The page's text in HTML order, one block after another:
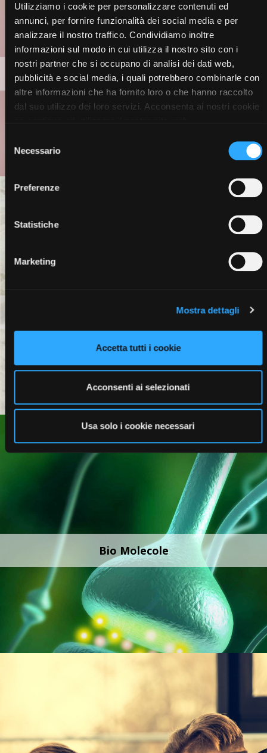
Utilizziamo i cookie per personalizzare contenuti ed
annunci, per fornire funzionalità dei social media e per
analizzare il nostro traffico. Condividiamo inoltre
informazioni sul modo in cui utilizza il nostro sito con i
nostri partner che si occupano di analisi dei dati web,
pubblicità e social media, i quali potrebbero combinarle con
altre informazioni che ha fornito loro o che hanno raccolto
dal suo utilizzo dei loro servizi. Acconsenta ai nostri cookie
delNecessario
Preferenze
Statistiche
Marketing
Mostra dettagli
Accetta tutti i cookie
Acconsenti ai selezionati
Usa solo i cookie necessari
MAKE-UP
Bio Molecole